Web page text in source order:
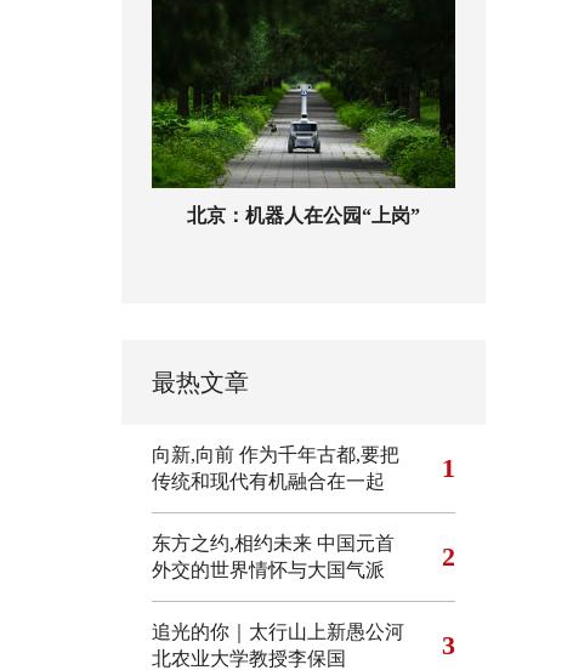
北京：机器人在公园“上岗”
最热文章
向新,向前 作为千年古都,要把
传统和现代有机融合在一起
1
东方之约,相约未来 中国元首
外交的世界情怀与大国气派
2
追光的你｜太行山上新愚公河
北农业大学教授李保国
3